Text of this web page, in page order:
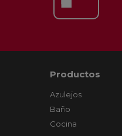
Productos
Azulejos
Baño
Cocina